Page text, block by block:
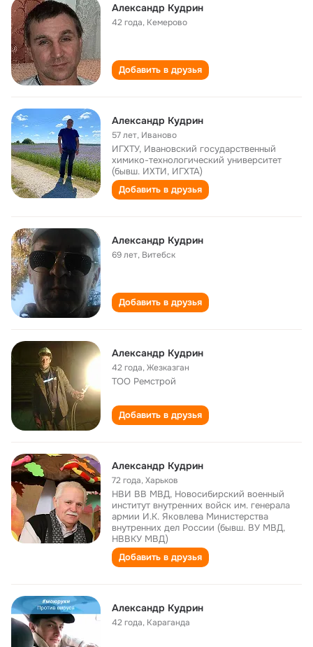
Александр Кудрин
42 года, Кемерово
Добавить в друзья
Александр Кудрин
57 лет, Иваново
ИГХТУ, Ивановский государственный
химико-технологический университет
(бывш. ИХТИ, ИГХТА)
Добавить в друзья
Александр Кудрин
69 лет, Витебск
Добавить в друзья
Александр Кудрин
42 года,Жезказган
ТОО Ремстрой
Добавить в друзья
Александр Кудрин
72 года,Харьков
НВИ ВВ МВД, Новосибирский военный
институт внутренних войск им. генерала
армии И.К. Яковлева Министерства
внутренних дел России (бывш. ВУ МВД,
НВВКУ МВД)
Добавить в друзья
Александр Кудрин
42 года, Караганда